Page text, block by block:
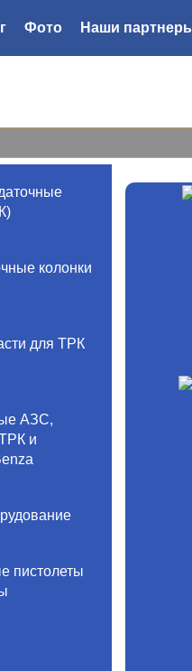
Фото Наши
колонки
для ТРК
АЗС,
и
пистолеты